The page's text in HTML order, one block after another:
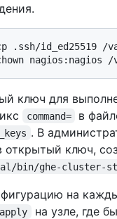
cp .ssh/
ключ для
command= в
. В
открытый ключ,
bin/ghe-cluster-
на
на узле, где